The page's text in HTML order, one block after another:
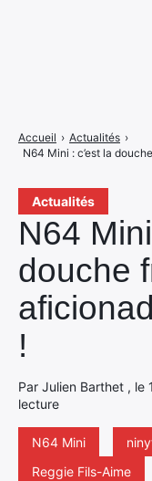
Actualités
N64
douche
!
Par Julien Barthet , le
lecture
N64 Mini
Reggie Fils-Aime
Accueil › Actualités ›
N64 Mini : c’est la